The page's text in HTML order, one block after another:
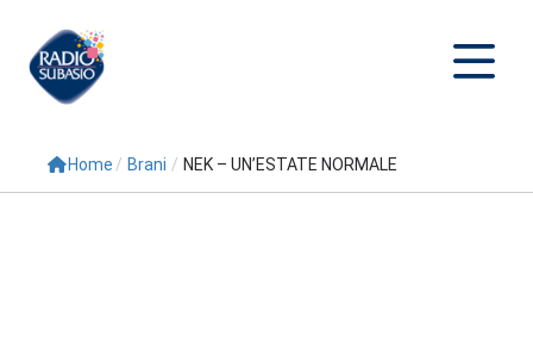
Cerca
Home / Brani / NEK – UN’ESTATE NORMALE